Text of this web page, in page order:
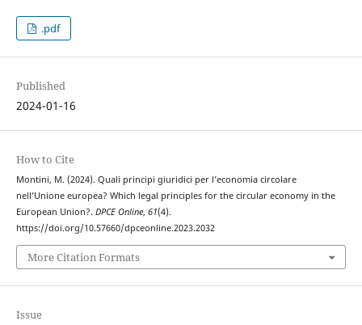
.pdf
Published
2024-01-16
How to Cite
Montini, M. (2024). Quali principi giuridici per l’economia circolare
nell’Unione europea? Which legal principles for the circular economy in the
European Union?. DPCE Online, 61(4).
https://doi.org/10.57660/dpceonline.2023.2032
More Citation Formats
Issue